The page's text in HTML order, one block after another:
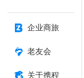
企业商旅
老友会
关于携程